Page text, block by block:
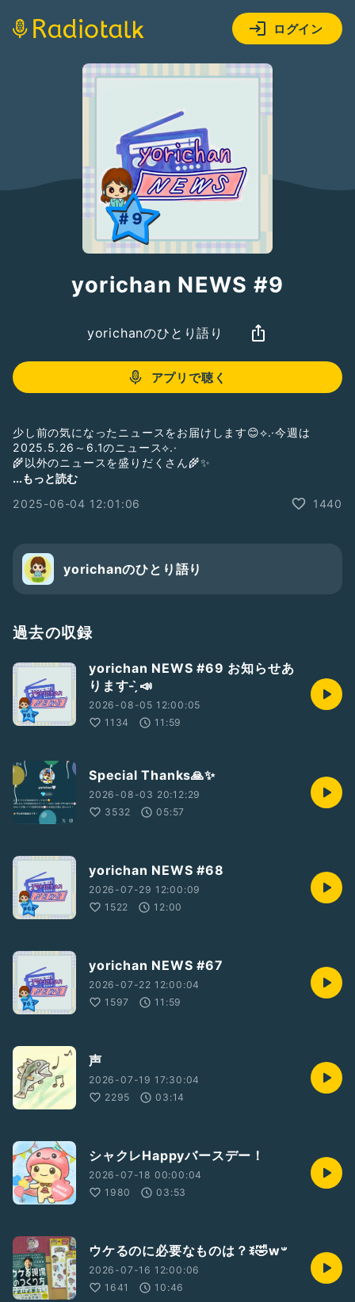
ログイン
yorichan NEWS #9
yorichanのひとり語り
アプリで聴く
少し前の気になったニュースをお届けします😊⟡.·今週は
2025.5.26～6.1のニュース⟡.·
🌾以外のニュースを盛りだくさん🌾✨️
のものと、
#yorichan_news
...もっと読む
2025-06-04 12:01:06
1440
yorichanのひとり語り
過去の収録
yorichan NEWS #69 お知らせあ
ります- ̗̀📣
2026-08-05 12:00:05
1134
11:59
Special Thanks🙏✨
2026-08-03 20:12:29
3532
05:57
yorichan NEWS #68
2026-07-29 12:00:09
1522
12:00
yorichan NEWS #67
2026-07-22 12:00:04
1597
11:59
声
2026-07-19 17:30:04
2295
03:14
シャクレHappyバースデー！
2026-07-18 00:00:04
1980
03:53
ウケるのに必要なものは？ꉂ🤣w‪𐤔
2026-07-16 12:00:06
1641
10:46